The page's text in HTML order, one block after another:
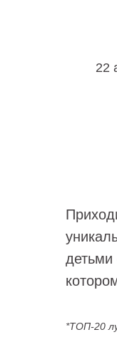
22
детьми
*ТОП-20